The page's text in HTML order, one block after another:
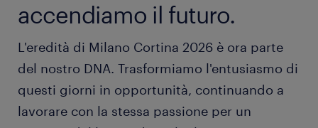
accendiamo il futuro.
L'eredità di Milano Cortina 2026 è ora parte
del nostro DNA. Trasformiamo l'entusiasmo di
questi giorni in opportunità, continuando a
lavorare con la stessa passione per un